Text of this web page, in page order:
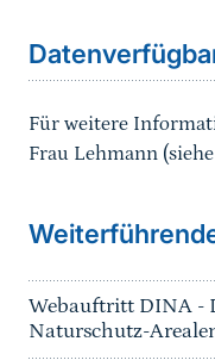
Für weitere
Frau Lehmann
Webauftritt DINA -
Naturschutz-